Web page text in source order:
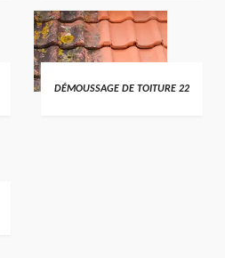
DÉMOUSSAGE DE TOITURE 22